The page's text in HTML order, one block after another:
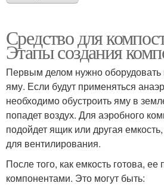
Средство для
Этапы создания
Первым делом нужно оборудовать
яму. Если будут применяться
необходимо обустроить яму в
попадет воздух. Для аэробного
подойдет ящик или другая
для вентилирования.
После того, как емкость готова,
компонентами. Это могут быть: